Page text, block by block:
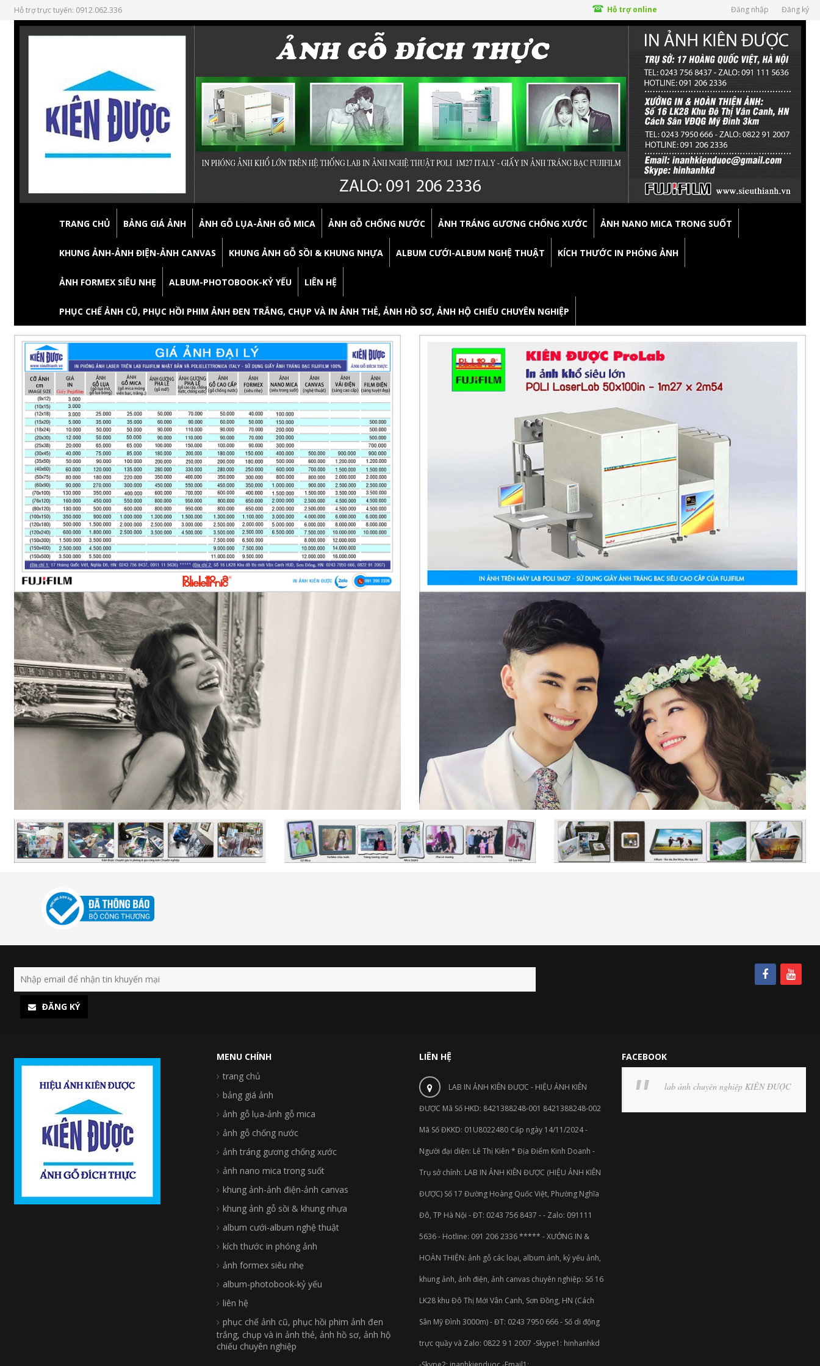
Hỗ trợ trực tuyến: 0912.062.336 Hỗ trợ online Đăng nhập Đăng ký
TRANG CHỦ BẢNG GIÁ ẢNH ẢNH GỖ LỤA-ẢNH GỖ MICA ẢNH GỖ CHỐNG NƯỚC ẢNH TRÁNG GƯƠNG CHỐNG XƯỚC ẢNH NANO MICA TRONG SUỐT
KHUNG ẢNH-ẢNH ĐIỆN-ẢNH CANVAS KHUNG ẢNH GỖ SỒI & KHUNG NHỰA ALBUM CƯỚI-ALBUM NGHỆ THUẬT KÍCH THƯỚC IN PHÓNG ẢNH
ẢNH FORMEX SIÊU NHẸ ALBUM-PHOTOBOOK-KỶ YẾU LIÊN HỆ
PHỤC CHẾ ẢNH CŨ, PHỤC HỒI PHIM ẢNH ĐEN TRẮNG, CHỤP VÀ IN ẢNH THẺ, ẢNH HỒ SƠ, ẢNH HỘ CHIẾU CHUYÊN NGHIỆP
ÐĂNG KÝ
MENU CHÍNH
trang chủ
bảng giá ảnh
ảnh gỗ lụa-ảnh gỗ mica
ảnh gỗ chống nước
ảnh tráng gương chống xước
ảnh nano mica trong suốt
khung ảnh-ảnh điện-ảnh canvas
khung ảnh gỗ sồi & khung nhựa
album cưới-album nghệ thuật
kích thước in phóng ảnh
ảnh formex siêu nhẹ
album-photobook-kỷ yếu
liên hệ
phục chế ảnh cũ, phục hồi phim ảnh đen
trắng, chụp và in ảnh thẻ, ảnh hồ sơ, ảnh hộ
chiếu chuyên nghiệp
LIÊN HỆ
LAB IN ẢNH KIÊN ĐƯỢC - HIỆU ẢNH KIÊN
ĐƯỢC Mã Số HKD: 8421388248-001 8421388248-002
Mã Số ĐKKD: 01U8022480 Cấp ngày 14/11/2024 -
Người đại diện: Lê Thị Kiên * Địa Điểm Kinh Doanh -
Trụ sở chính: LAB IN ẢNH KIÊN ĐƯỢC (HIỆU ẢNH KIÊN
ĐƯỢC) Số 17 Đường Hoàng Quốc Việt, Phường Nghĩa
Đô, TP Hà Nội - ĐT: 0243 756 8437 - - Zalo: 091111
5636 - Hotline: 091 206 2336 ***** - XƯỞNG IN &
HOÀN THIỆN: ảnh gỗ các loại, album ảnh, kỷ yếu ảnh,
khung ảnh, ảnh điện, ảnh canvas chuyên nghiệp: Số 16
LK28 khu Đô Thị Mới Vân Canh, Sơn Đồng, HN (Cách
Sân Mỹ Đình 3000m) - ĐT: 0243 7950 666 - Số di động
trực quầy và Zalo: 0822 9 1 2007 -Skype1: hinhanhkd
FACEBOOK
lab ảnh chuyên nghiệp KIÊN ĐƯỢC